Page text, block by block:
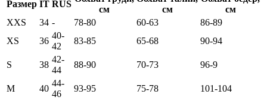
Размер IT RUS
см
см
см
XXS
34 - 78-80 60-63
86-89
XS
36
40-
42
83-85 65-68 90-94
S 38
42-
44
88-90 70-73 96-9
M 40
44-
46
93-95 75-78 101-104